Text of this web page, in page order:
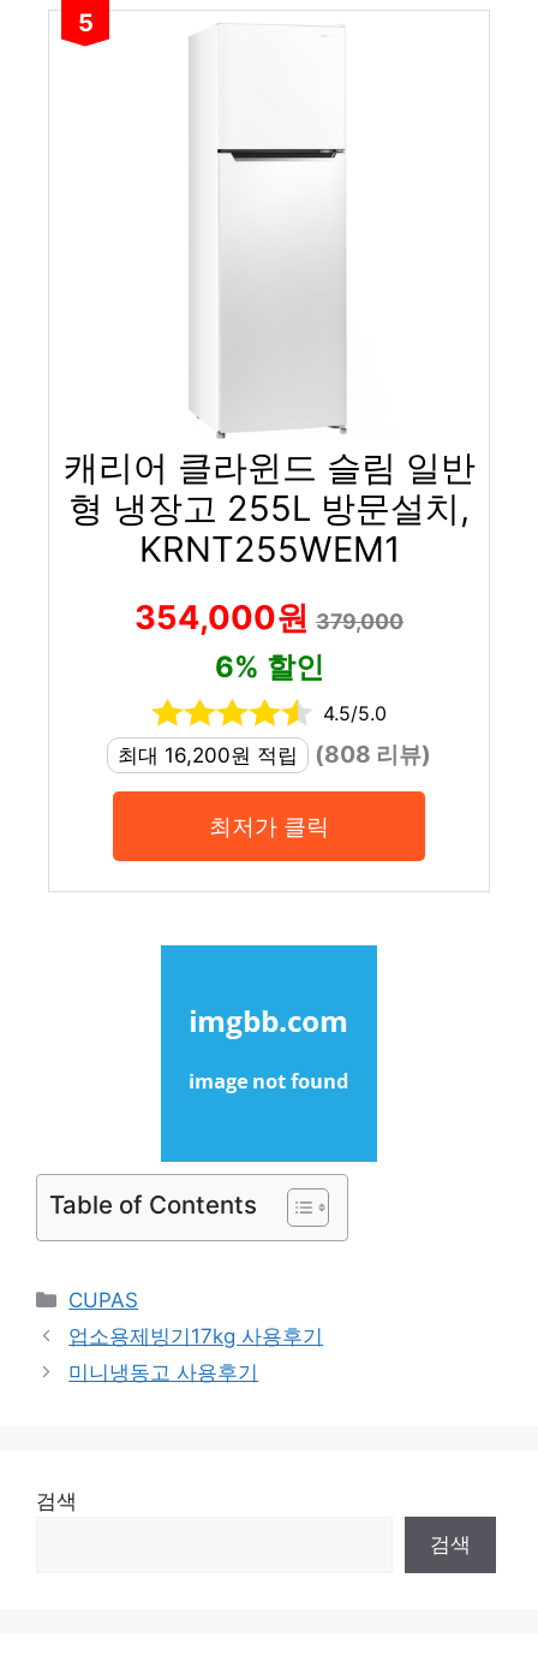
5
캐리어 클라윈드 슬림 일반
형 냉장고 255L 방문설치,
KRNT255WEM1
354,000원 379,000
6% 할인
4.5/5.0
최대 16,200원 적립
(808 리뷰)
최저가 클릭
Table of Contents
Categories
CUPAS
업소용제빙기17kg 사용후기
미니냉동고 사용후기
검색
검색